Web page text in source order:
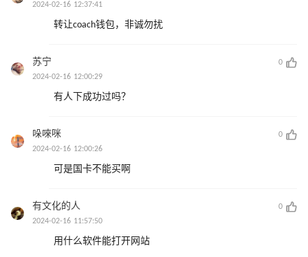
2024-02-16 12:37:41
转让coach钱包，非诚勿扰
苏宁
0
2024-02-16 12:00:29
有人下成功过吗？
哚唻咪
0
2024-02-16 12:00:26
可是国卡不能买啊
有文化的人
0
2024-02-16 11:57:50
用什么软件能打开网站